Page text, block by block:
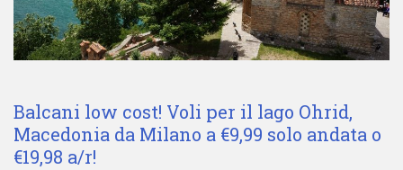
Balcani low cost! Voli per il lago Ohrid,
Macedonia da Milano a €9,99 solo andata o
€19,98 a/r!